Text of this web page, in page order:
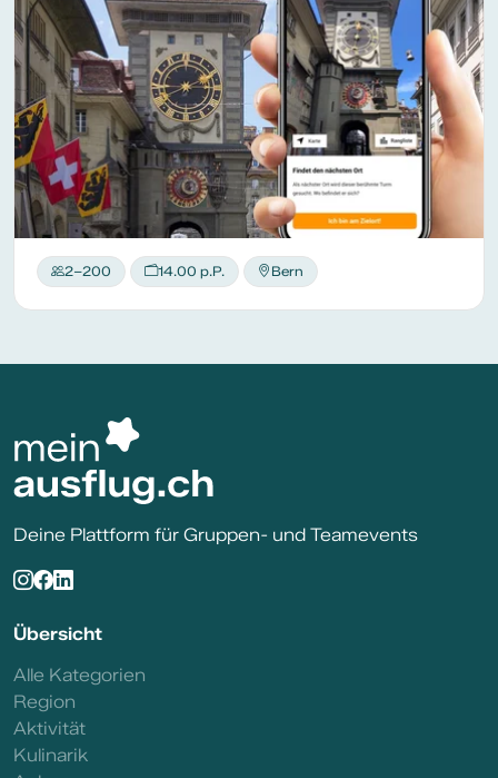
2–200 14.00 p.P. Bern
Deine Plattform für Gruppen- und Teamevents
Übersicht
Alle Kategorien
Region
Aktivität
Kulinarik